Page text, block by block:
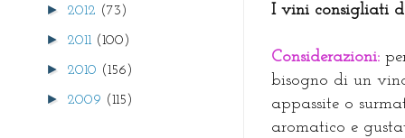
I vini consigliati
Considerazioni:
bisogno di un
appassite o
aromatico e
► 2012 (73)
► 2011 (100)
► 2010 (156)
► 2009 (115)